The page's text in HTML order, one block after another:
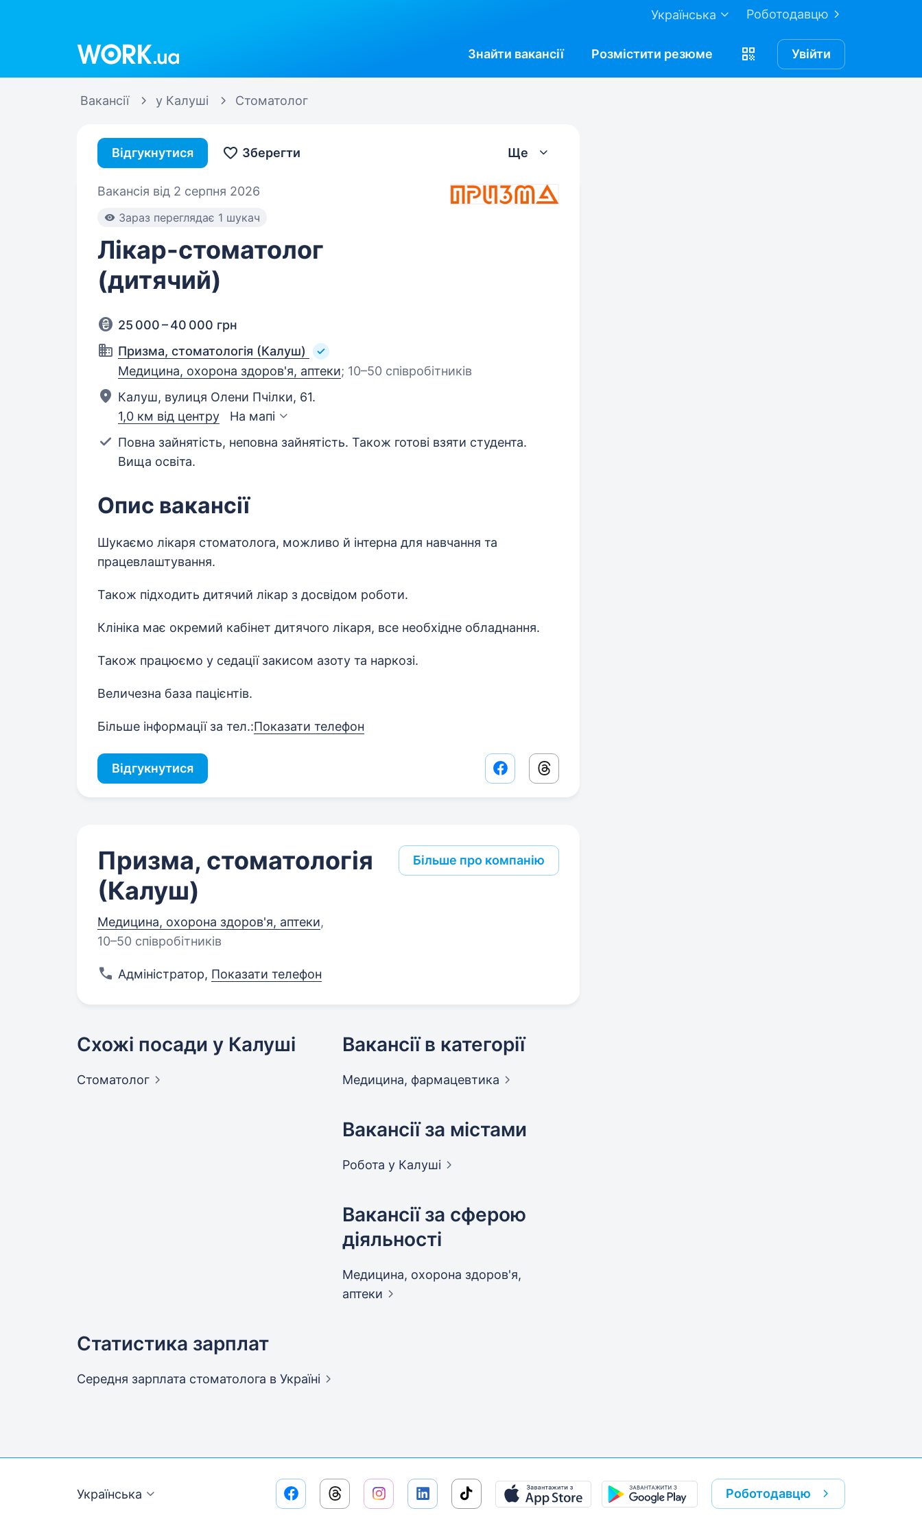
Роботодавцю
Українська
Знайти вакансії Розмістити резюме Увійти
Вакансії у Калуші Стоматолог
Відгукнутися Зберегти Ще
Вакансія від 2 серпня 2026
Зараз переглядає 1 шукач
Лікар-стоматолог
(дитячий)
25 000 – 40 000 грн
Призма, стоматологія (Калуш)
Медицина, охорона здоров'я, аптеки; 10–50 співробітників
Калуш, вулиця Олени Пчілки, 61.
1,0 км від центру
На мапі
Повна зайнятість, неповна зайнятість. Також готові взяти студента.
Вища освіта.
Опис вакансії
Шукаємо лікаря стоматолога, можливо й інтерна для навчання та
працевлаштування.
Також підходить дитячий лікар з досвідом роботи.
Клініка має окремий кабінет дитячого лікаря, все необхідне обладнання.
Також працюємо у седації закисом азоту та наркозі.
Величезна база пацієнтів.
Більше інформації за тел.:Показати телефон
Відгукнутися Facebook share link
Threads share link
Призма, стоматологія
(Калуш)
Медицина, охорона здоров'я, аптеки,
10–50 співробітників
Більше про компанію
Адміністратор, Показати телефон
Схожі посади у Калуші
Стоматолог
Вакансії в категорії
Медицина, фармацевтика
Вакансії за містами
Робота у Калуші
Вакансії за сферою
діяльності
Медицина, охорона здоров'я,
аптеки
Статистика зарплат
Середня зарплата стоматолога в Україні
Українська Роботодавцю